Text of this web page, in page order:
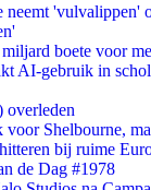
'vulvalippen'
boete voor
AI-gebruik in
overleden
voor Shelbourne,
bij ruime
de Dag #1978